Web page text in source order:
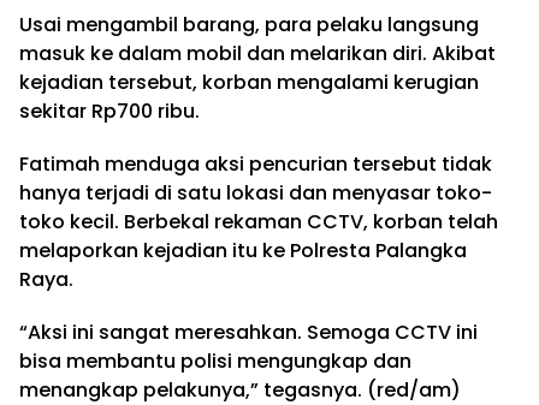
Usai mengambil barang, para pelaku langsung
masuk ke dalam mobil dan melarikan diri. Akibat
kejadian tersebut, korban mengalami kerugian
sekitar Rp700 ribu.
Fatimah menduga aksi pencurian tersebut tidak
hanya terjadi di satu lokasi dan menyasar toko-
toko kecil. Berbekal rekaman CCTV, korban telah
melaporkan kejadian itu ke Polresta Palangka
Raya.
“Aksi ini sangat meresahkan. Semoga CCTV ini
bisa membantu polisi mengungkap dan
menangkap pelakunya,” tegasnya. (red/am)